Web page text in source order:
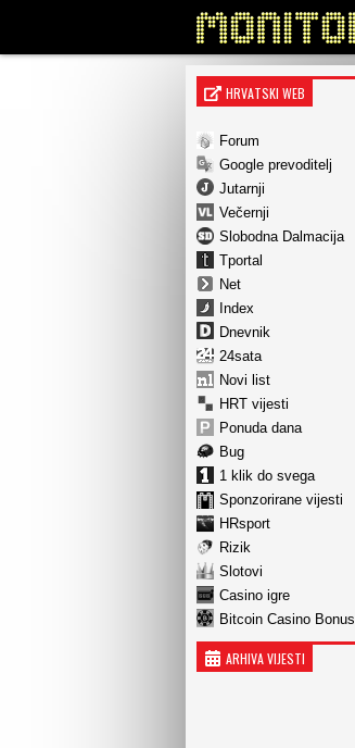
HRVATSKI WEB
Forum
Google prevoditelj
Jutarnji
Večernji
Slobodna Dalmacija
Tportal
Net
Index
Dnevnik
24sata
Novi list
HRT vijesti
Ponuda dana
Bug
1 klik do svega
Sponzorirane vijesti
HRsport
Rizik
Slotovi
Casino igre
Bitcoin Casino Bonus
ARHIVA VIJESTI